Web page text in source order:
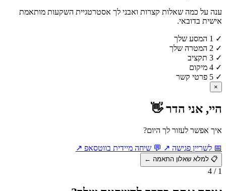
ענה על כמה שאלות קצרות ואבני לך אסטרטגיית השקעות מותאמת
אישית בדובאי.
✓
1 המסע שלך
✓
2 המטרה שלך
✓
3 תקציב
✓
4 מיקום
✓
5 פרטי קשר
×
היי, אני הדר 👋
איך אפשר לעזור לך היום?
📅 לשריין פגישה ↗
💬 שיחה מיידית בווטסאפ ↗
📋 למלא שאלון התאמה ←
1 / 4